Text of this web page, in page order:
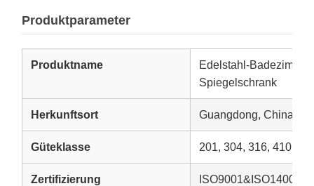
Produktparameter
Produktname
Edelstahl-
Spiegelschrank
Herkunftsort Guangdong, China
Güteklasse 201, 304, 316, 410,
Zertifizierung ISO9001&ISO14001